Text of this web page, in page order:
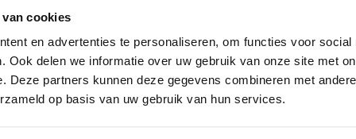
cookies
en advertenties te personaliseren, om functies voor social
Ook delen we informatie over uw gebruik van onze site met
Deze partners kunnen deze gegevens combineren met
op basis van uw gebruik van hun services.
en wuiven ze hun gevoel weg. Toch duurde
de volgende oudere, dat zegt genoeg. Omdat
probleem alleen maar groter worden. Tenzij we
met mijn restaurant deelnemer.”